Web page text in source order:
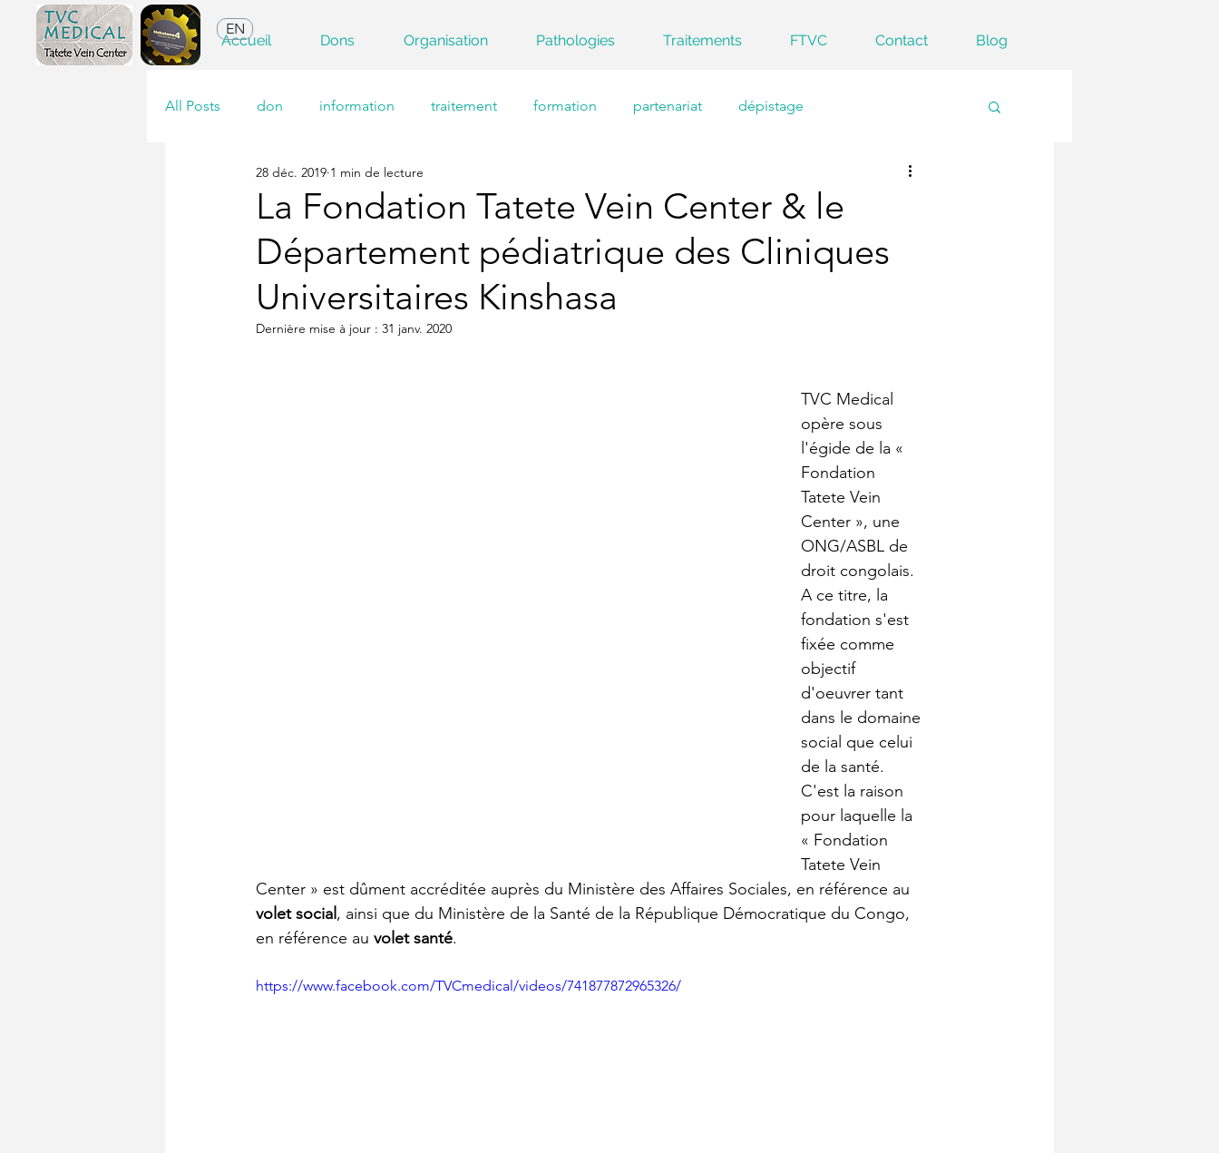
EN
Accueil Dons Organisation Pathologies Traitements FTVC Contact Blog
All Posts don information traitement formation partenariat dépistage
La Fondation Tatete Vein Center & le
Département pédiatrique des Cliniques
Universitaires Kinshasa
28 déc. 2019 1 min de lecture
Dernière mise à jour : 31 janv. 2020
TVC Medical
opère sous
l'égide de la «
Fondation
Tatete Vein
Center », une
ONG/ASBL de
droit congolais.
A ce titre, la
fondation s'est
fixée comme
objectif
d'oeuvrer tant
dans le domaine
social que celui
de la santé.
C'est la raison
pour laquelle la
« Fondation
Tatete Vein
Center » est dûment accréditée auprès du Ministère des Affaires Sociales, en référence au
volet social , ainsi que du Ministère de la Santé de la République Démocratique du Congo,
en référence au volet santé.
https://www.facebook.com/TVCmedical/videos/741877872965326/